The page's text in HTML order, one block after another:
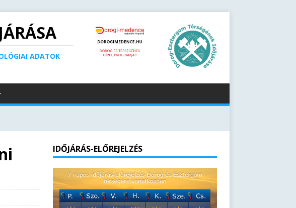
ADATOK
IDŐJÁRÁS-ELŐREJELZÉS